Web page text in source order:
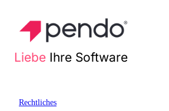
Liebe Ihre Software
Rechtliches